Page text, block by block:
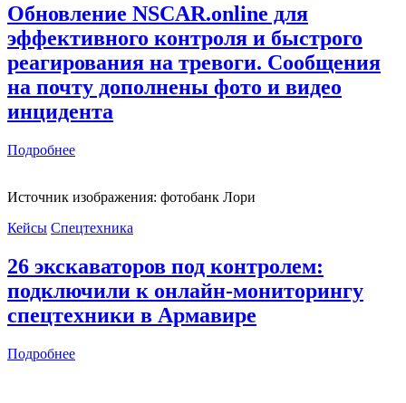
Обновление NSCAR.online для
эффективного контроля и быстрого
реагирования на тревоги. Сообщения
на почту дополнены фото и видео
инцидента
Подробнее
Источник изображения: фотобанк Лори
Кейсы Спецтехника
26 экскаваторов под контролем:
подключили к онлайн-мониторингу
спецтехники в Армавире
Подробнее